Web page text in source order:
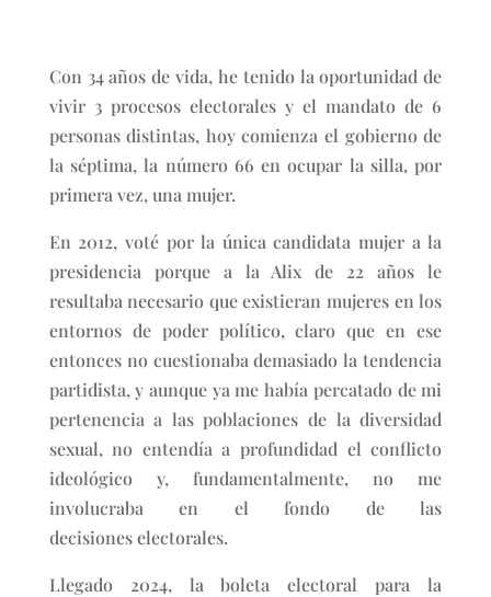
Con 34 años de vida, he tenido la oportunidad de
vivir 3 procesos electorales y el mandato de 6
personas distintas, hoy comienza el gobierno de
la séptima, la número 66 en ocupar la silla, por
primera vez, una mujer.
En 2012, voté por la única candidata mujer a la
presidencia porque a la Alix de 22 años le
resultaba necesario que existieran mujeres en los
entornos de poder político, claro que en ese
entonces no cuestionaba demasiado la tendencia
partidista, y aunque ya me había percatado de mi
pertenencia a las poblaciones de la diversidad
sexual, no entendía a profundidad el conflicto
ideológico y, fundamentalmente, no me
involucraba en el fondo de las
decisiones electorales.
Llegado 2024, la boleta electoral para la